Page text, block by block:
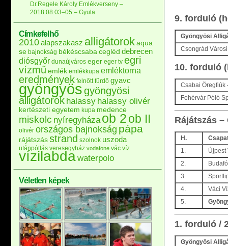
9. forduló
Gyöngyösi
Csongrád
10. forduló
Csabai Öregfiúk
Fehérvár Póló
Rájátszás
H.
1.
Újpest
2.
3.
4.
Váci
5.
1. forduló /
Gyöngyösi
Dr.Regele Károly Emlékverseny –
2018.08.03–05 – Gyula
Címkefelhő
2010alapszakasz alligátorokaqua
se bajnokság békéscsaba cegléd debrecen
diósgyőr dunaújváros eger eger tv egri
vízműemlék emlékkupa emléktorna
eredmények felnőtt fürdő gyavc
gyöngyösgyöngyösi
alligátorok halassy halassy olivér
kertészeti egyetem kupa medence
miskolc nyíregyháza ob 2ob II
olivér országos bajnokság pápa
rájátszás strand szolnok uszoda
utánpótlás veresegyház vodafone vác víz
vízilabdawaterpolo
Véletlen képek